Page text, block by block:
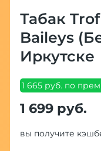
Табак
Baileys
Иркутске
1 665 руб. по
1 699 руб.
вы получите